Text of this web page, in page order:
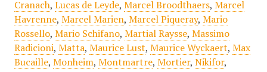
Cranach, Lucas de Leyde, Marcel Broodthaers, Marcel
Havrenne, Marcel Marien, Marcel Piqueray, Mario
Rossello, Mario Schifano, Martial Raysse, Massimo
Radicioni, Matta, Maurice Lust, Maurice Wyckaert, Max
Bucaille, Monheim, Montmartre, Mortier, Nikifor,